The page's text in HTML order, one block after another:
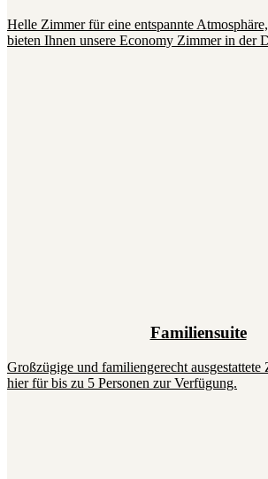
Helle Zimmer für eine entspannte
bieten Ihnen unsere Economy Zimmer in der
Familiensuite
Großzügige und familiengerecht ausgestattete
hier für bis zu 5 Personen zur Verfügung.